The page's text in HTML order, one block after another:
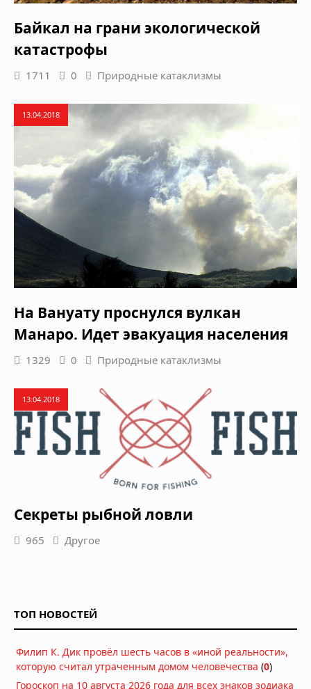
Байкал на грани экологической
катастрофы
1711 0 Природные катаклизмы
13.04.2018
На Вануату проснулся вулкан
Манаро. Идет эвакуация населения
1329 0 Природные катаклизмы
13.04.2018
Секреты рыбной ловли
965 Другое
ТОП НОВОСТЕЙ
Филип К. Дик провёл шесть часов в «иной реальности»,
которую считал утраченным домом человечества (0)
Гороскоп на 10 августа 2026 года для всех знаков зодиака